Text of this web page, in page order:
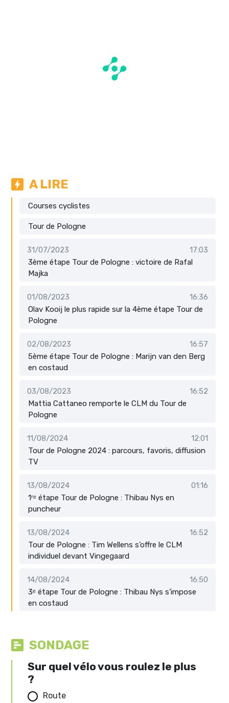
A LIRE
Courses cyclistes
Tour de Pologne
31/07/2023
17:03
3ème étape Tour de Pologne : victoire de Rafal
Majka
01/08/2023
16:36
Olav Kooij le plus rapide sur la 4ème étape Tour de
Pologne
02/08/2023
16:57
5ème étape Tour de Pologne : Marijn van den Berg
en costaud
03/08/2023
16:52
Mattia Cattaneo remporte le CLM du Tour de
Pologne
11/08/2024
12:01
Tour de Pologne 2024 : parcours, favoris, diffusion
TV
13/08/2024
01:16
1ʳᵉ étape Tour de Pologne : Thibau Nys en
puncheur
13/08/2024
16:52
Tour de Pologne : Tim Wellens s’offre le CLM
individuel devant Vingegaard
14/08/2024
16:50
3ᵉ étape Tour de Pologne : Thibau Nys s’impose
en costaud
SONDAGE
Sur quel vélo vous roulez le plus
?
Route